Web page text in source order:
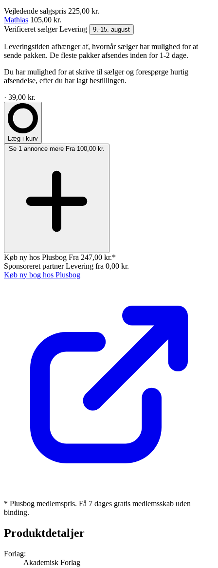
Vejledende salgspris 225,00 kr.
Mathias 105,00 kr.
Verificeret sælgerLevering 9.-15. august
Leveringstiden afhænger af, hvornår sælger har mulighed for at
sende pakken. De fleste pakker afsendes inden for 1-2 dage.
Du har mulighed for at skrive til sælger og forespørge hurtig
afsendelse, efter du har lagt bestillingen.
· 39,00 kr.
Læg i kurv
Se 1 annonce mere Fra 100,00 kr.
Køb ny hos Plusbog Fra 247,00 kr.*
Sponsoreret partnerLevering fra 0,00 kr.
Køb ny bog hos Plusbog
* Plusbog medlemspris. Få 7 dages gratis medlemsskab uden
binding.
Produktdetaljer
Forlag:
Akademisk Forlag